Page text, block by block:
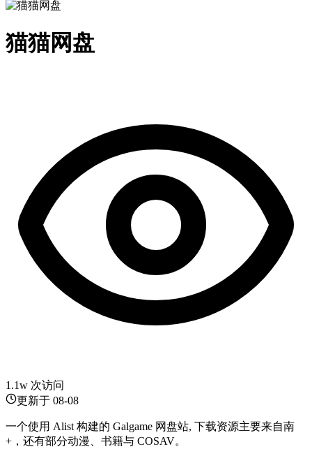
猫猫网盘
1.1w 次访问
更新于 08-08
一个使用 Alist 构建的 Galgame 网盘站, 下载资源主要来自南
+，还有部分动漫、书籍与 COSAV。